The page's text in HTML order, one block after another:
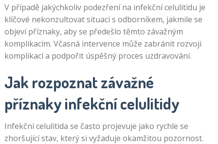
V případě jakýchkoliv podezření na infekční celulitidu je
klíčové nekonzultovat situaci s odborníkem, jakmile se
objeví příznaky, aby se předešlo těmto závažným
komplikacím. Včasná intervence může zabránit rozvoji
komplikací a podpořit úspěšný proces uzdravování.
Jak rozpoznat závažné
příznaky infekční celulitidy
Infekční celulitida se často projevuje jako rychle se
zhoršující stav, který si vyžaduje okamžitou pozornost.